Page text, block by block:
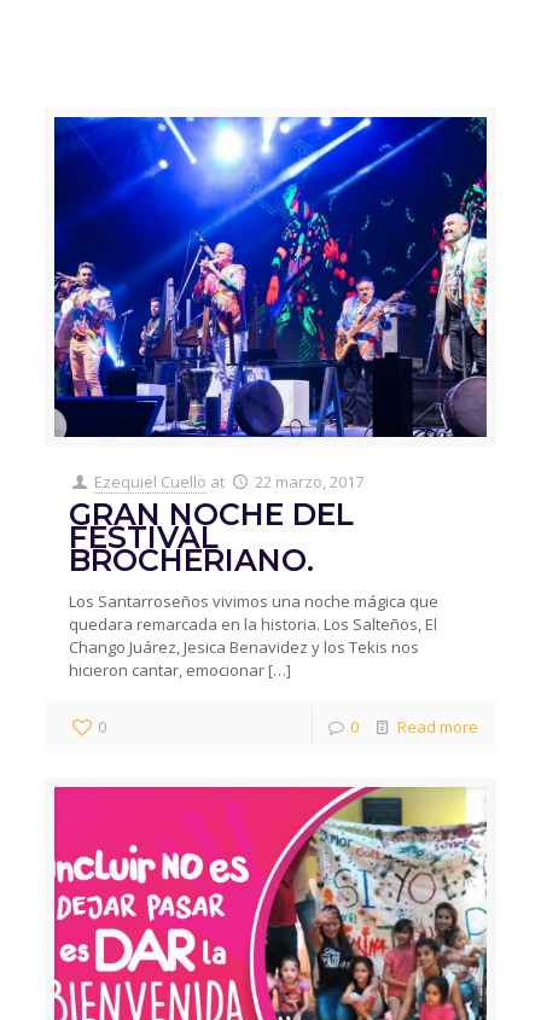
Ezequiel Cuello at 22 marzo, 2017
GRAN NOCHE DEL
FESTIVAL
BROCHERIANO.
Los Santarroseños vivimos una noche mágica que
quedara remarcada en la historia. Los Salteños, El
Chango Juárez, Jesica Benavidez y los Tekis nos
hicieron cantar, emocionar […]
0 0 Read more